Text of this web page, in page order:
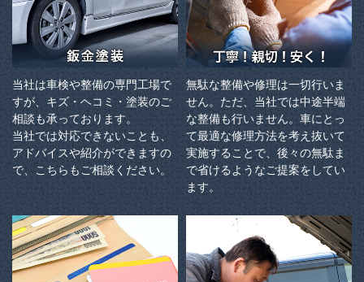
当社は車検や整備の専門工場で
すが、キズ・ヘコミ・塗装のご
相談も承っております。
当社では対応できないことも、
アドバイスや紹介ができますの
で、こちらもご相談ください。
無駄な整備や修理は一切行いま
せん。ただ、当社では中途半端
な整備も行いません。車にとっ
て最適な修理方法を考え抜いて
実施することで、後々の無駄ま
で省けるようなご提案をしてい
ます。